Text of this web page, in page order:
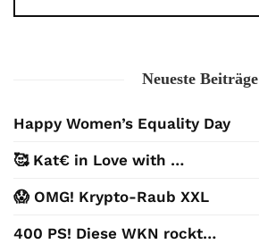
Neueste Beiträge
Happy Women’s Equality Day
🥰 Kat€ in Love with …
😱 OMG! Krypto-Raub XXL
400 PS! Diese WKN rockt…